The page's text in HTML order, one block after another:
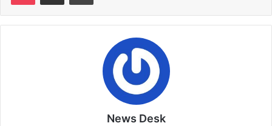
News Desk